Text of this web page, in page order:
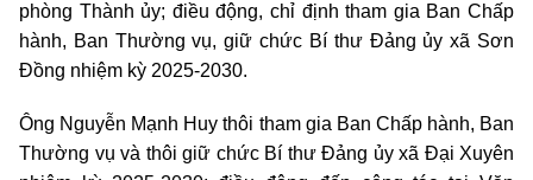
phòng Thành ủy; điều động, chỉ định tham gia Ban Chấp
hành, Ban Thường vụ, giữ chức Bí thư Đảng ủy xã Sơn
Đồng nhiệm kỳ 2025-2030.
Ông Nguyễn Mạnh Huy thôi tham gia Ban Chấp hành, Ban
Thường vụ và thôi giữ chức Bí thư Đảng ủy xã Đại Xuyên